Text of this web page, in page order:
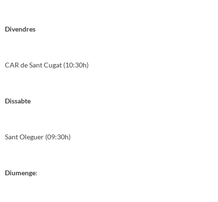
Divendres
CAR de Sant Cugat (10:30h)
Dissabte
Sant Oleguer (09:30h)
Diumenge: